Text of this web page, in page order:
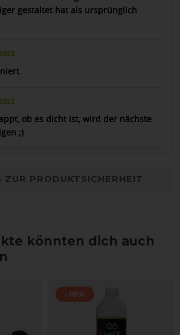
gestaltet hat als ursprünglich
ob es dicht ist, wird der nächste
;)
ZUR PRODUKTSICHERHEIT
könnten dich auch
-10%